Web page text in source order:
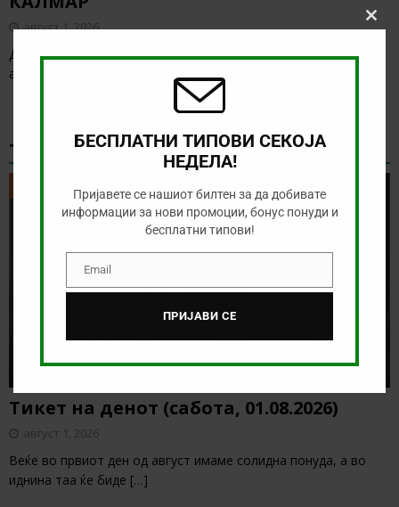
август 1, 2026
Денес има голема понуда за обложување, а ние ќе го
анализираме дуелот од шведското првенство
ТИКЕТ НА ДЕНОТ
ТИКЕТ НА ДЕНОТ
Тикет на денот (сабота, 01.08.2026)
август 1, 2026
Веќе во првиот ден од август имаме солидна понуда, а во
иднина таа ќе биде […]
БЕСПЛАТНИ ТИПОВИ СЕКОЈА
НЕДЕЛА!
Пријавете се нашиот билтен за да добивате
информации за нови промоции, бонус понуди и
бесплатни типови!
EmailEmail
ПРИЈАВИ СЕ